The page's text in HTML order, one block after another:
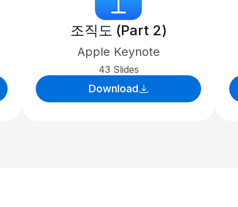
조직도 (Part 2)
Apple Keynote
43 Slides
Download